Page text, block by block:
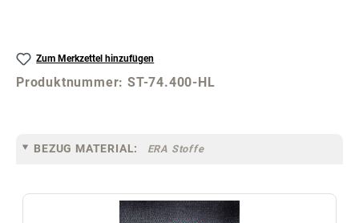
Zum Merkzettel hinzufügen
Produktnummer:ST-74.400-HL
BEZUG MATERIAL: ERA Stoffe